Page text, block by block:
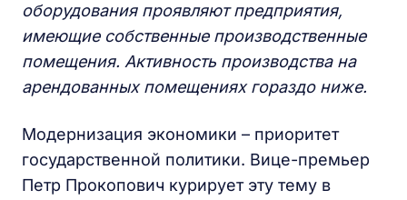
оборудования проявляют предприятия,
имеющие собственные производственные
помещения. Активность производства на
арендованных помещениях гораздо ниже.
Модернизация экономики – приоритет
государственной политики. Вице-премьер
Петр Прокопович курирует эту тему в